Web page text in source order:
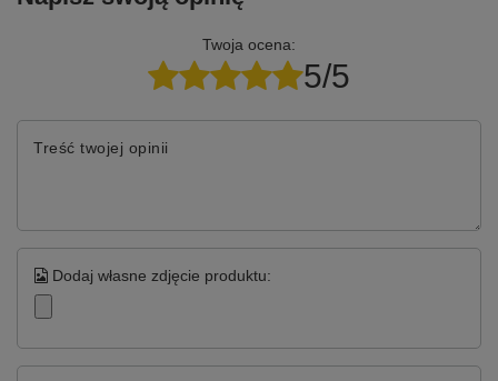
Twoja ocena:
5/5
Treść twojej opinii
Dodaj własne zdjęcie produktu: